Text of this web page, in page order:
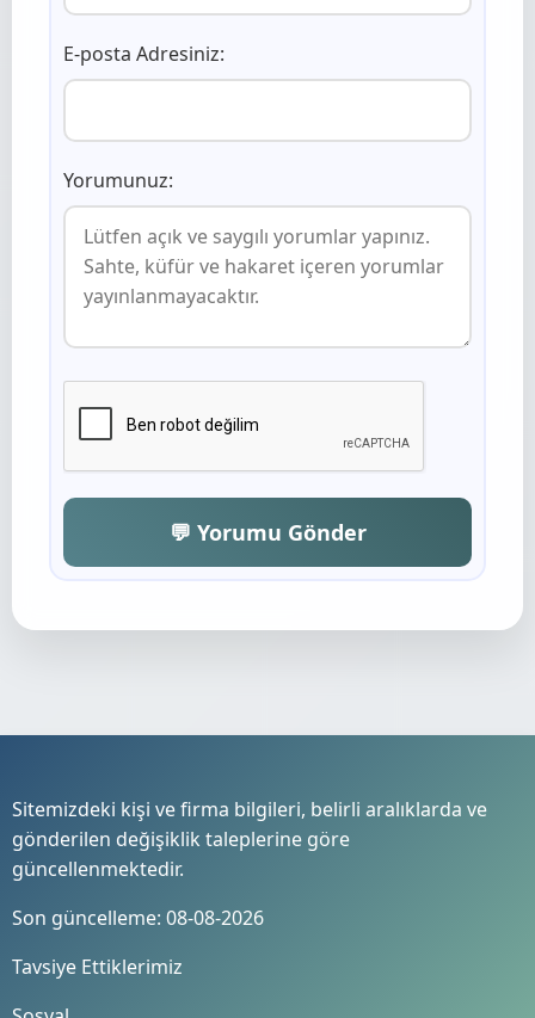
E-posta Adresiniz:
Yorumunuz:
💬 Yorumu Gönder
Sitemizdeki kişi ve firma bilgileri, belirli aralıklarda ve
gönderilen değişiklik taleplerine göre
güncellenmektedir.
Son güncelleme: 08-08-2026
Tavsiye Ettiklerimiz